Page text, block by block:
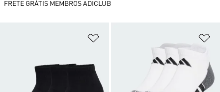
FRETE GRÁTIS MEMBROS ADICLUB